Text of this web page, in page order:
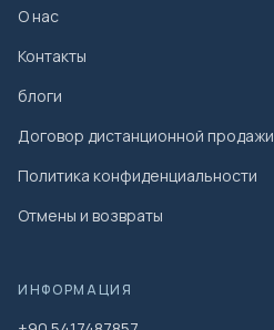
О нас
Контакты
блоги
Договор дистанционной продажи
Политика конфиденциальности
Отмены и возвраты
ИНФОРМАЦИЯ